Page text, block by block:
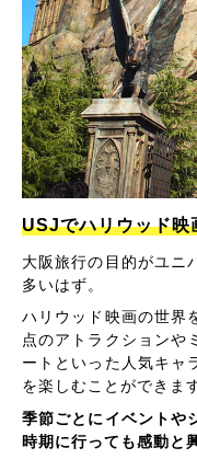
USJでハリウッド映
大阪旅行の目的がユニ
多いはず。
ハリウッド映画の世界
点のアトラクションや
ートといった人気キャ
を楽しむことができま
季節ごとにイベントや
時期に行っても感動と